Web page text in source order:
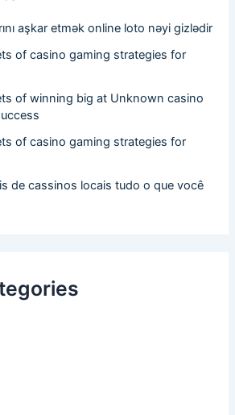
aşkar etmək online loto nəyi gizlədir
of casino gaming strategies for
of winning big at Unknown casino
of casino gaming strategies for
de cassinos locais tudo o que você